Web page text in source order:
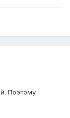
Поэтому